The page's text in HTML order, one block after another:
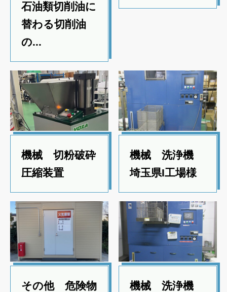
石油類切削油に
替わる切削油
の...
機械 切粉破砕
圧縮装置
機械 洗浄機
埼玉県I工場様
その他 危険物
機械 洗浄機